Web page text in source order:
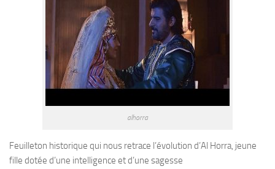
alhorra
Feuilleton historique qui nous retrace l’évolution d’Al Horra, jeune
fille dotée d’une intelligence et d’une sagesse